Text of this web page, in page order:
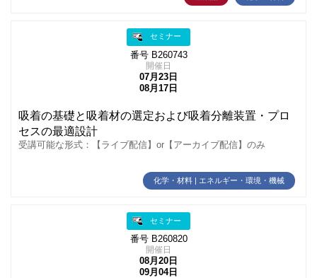
セミナー
番号 B260743
開催日
07月23日
08月17日
吸着の基礎と吸着材の選定および吸着分離装置・プロ
セスの最適設計
受講可能な形式：【ライブ配信】or【アーカイブ配信】のみ
化学・材料 | エネルギー・環境・機械
セミナー
番号 B260820
開催日
08月20日
09月04日